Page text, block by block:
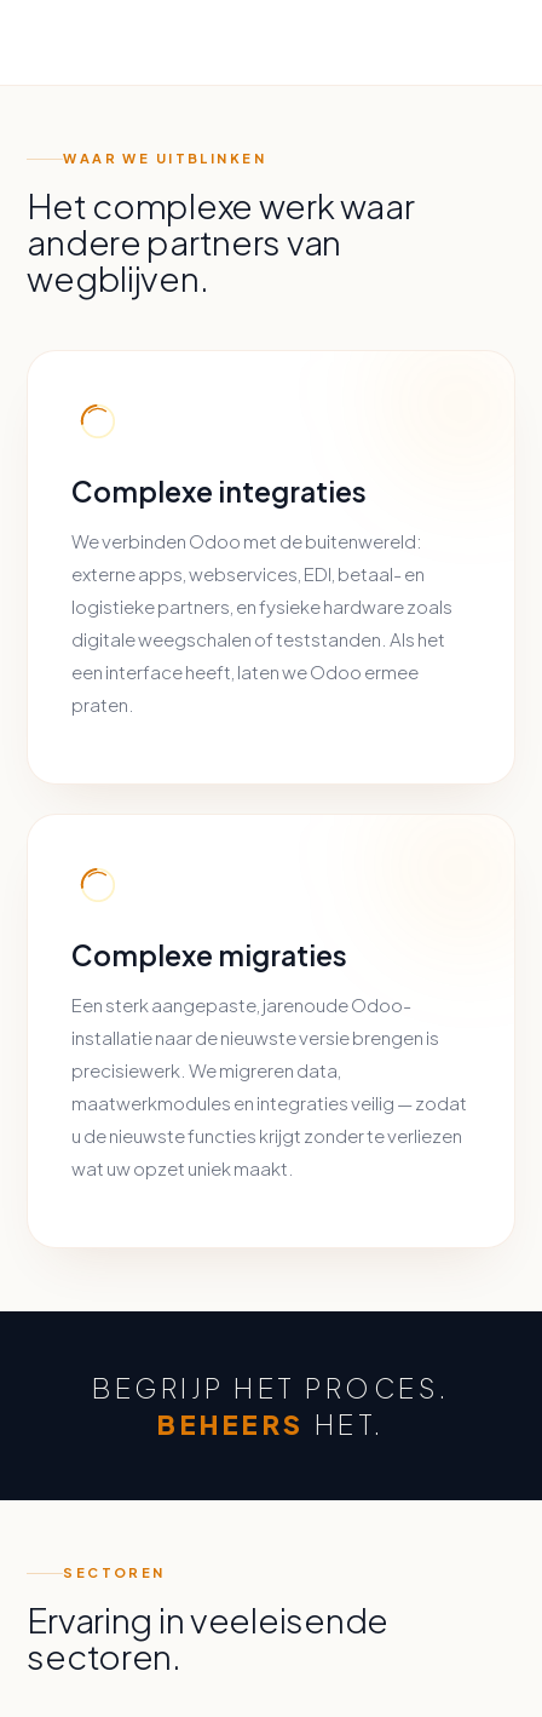
WAAR WE UITBLINKEN
Het complexe werk waar
andere partners van
wegblijven.
Complexe integraties
We verbinden Odoo met de buitenwereld:
externe apps, webservices, EDI, betaal- en
logistieke partners, en fysieke hardware zoals
digitale weegschalen of teststanden. Als het
een interface heeft, laten we Odoo ermee
praten.
Complexe migraties
Een sterk aangepaste, jarenoude Odoo-
installatie naar de nieuwste versie brengen is
precisiewerk. We migreren data,
maatwerkmodules en integraties veilig — zodat
u de nieuwste functies krijgt zonder te verliezen
wat uw opzet uniek maakt.
BEGRIJP HET PROCES.
BEHEERS HET.
SECTOREN
Ervaring in veeleisende
sectoren.